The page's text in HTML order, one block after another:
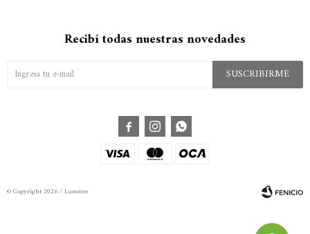
Recibí todas nuestras novedades
SUSCRIBIRME
  
© Copyright 2026 / Lumiére